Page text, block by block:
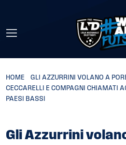
HOME
GLI AZZURRINI VOLANO A
CECCARELLI E COMPAGNI CHIAMATI
PAESI BASSI
Gli Azzurrini